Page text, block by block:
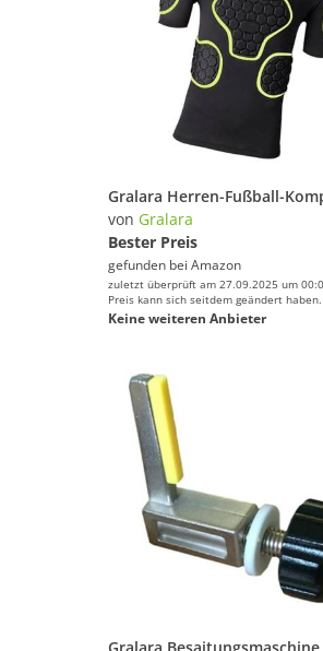
von Gralara
Bester Preis
gefunden bei Amazon
zuletzt überprüft am 27.09.2025 um
Preis kann sich seitdem geändert haben.
Keine weiteren Anbieter